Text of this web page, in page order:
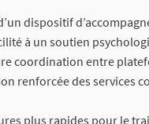
dispositif
à un soutien
coordination entre
renforcée des services
plus rapides pour le